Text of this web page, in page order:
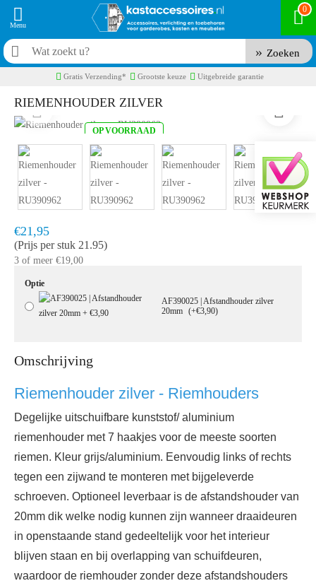
0
Zoeken
Gratis Verzending* Grootste keuze Uitgebreide garantie
RIEMENHOUDER ZILVER
OP VOORRAAD
Snel in huis, 1 á 2 werkdagen
€21,95
(Prijs per stuk 21.95)
3 of meer €19,00
Optie
AF390025 | Afstandhouder zilver
20mm (+€3,90)
Omschrijving
Riemenhouder zilver - Riemhouders
Degelijke uitschuifbare kunststof/ aluminium
riemenhouder met 7 haakjes voor de meeste soorten
riemen. Kleur grijs/aluminium. Eenvoudig links of rechts
tegen een zijwand te monteren met bijgeleverde
schroeven. Optioneel leverbaar is de afstandshouder van
20mm dik welke nodig kunnen zijn wanneer draaideuren
in openstaande stand gedeeltelijk voor het interieur
blijven staan en bij overlapping van schuifdeuren,
waardoor de riemhouder zonder deze afstandshouders